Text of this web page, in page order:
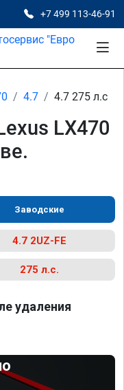
+7 499 113-46-91
4.7 4.7 275 л.с
LX470
Заводские
4.7 2UZ-FE
275 л.с.
удаления